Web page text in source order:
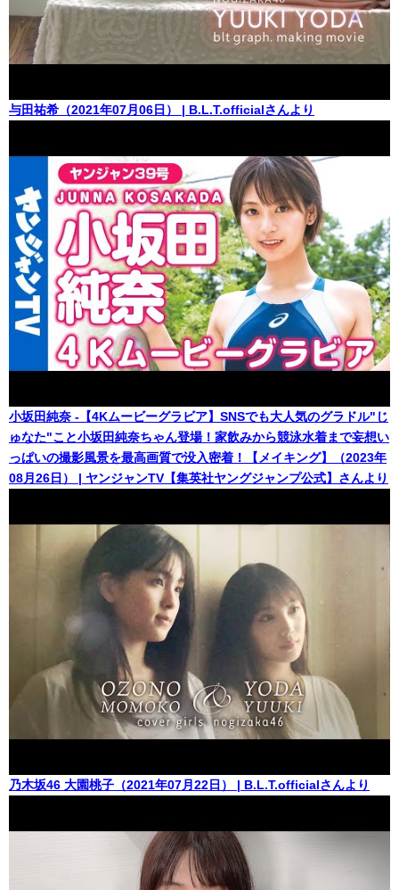
与田祐希（2021年07月06日） | B.L.T.officialさんより
小坂田純奈 -【4Kムービーグラビア】SNSでも大人気のグラドル"じ
ゅなた"こと小坂田純奈ちゃん登場！家飲みから競泳水着まで妄想い
っぱいの撮影風景を最高画質で没入密着！【メイキング】（2023年
08月26日） | ヤンジャンTV【集英社ヤングジャンプ公式】さんより
乃木坂46 大園桃子（2021年07月22日） | B.L.T.officialさんより